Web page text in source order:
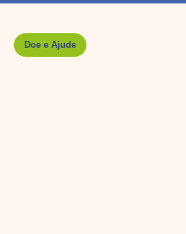
Doe e Ajude